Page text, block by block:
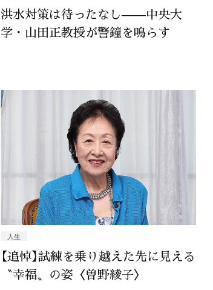
洪水対策は待ったなし——中央大
学・山田正教授が警鐘を鳴らす
人生
【追悼】試練を乗り越えた先に見える
〝幸福〟の姿〈曽野綾子〉